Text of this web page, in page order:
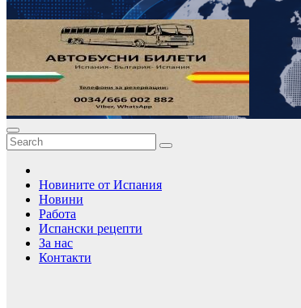
Новините от Испания
Новини
Работа
Испански рецепти
За нас
Контакти